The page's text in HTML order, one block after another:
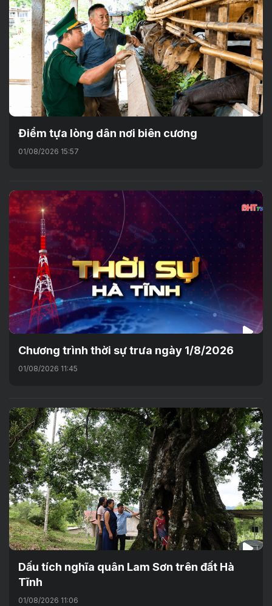
Điểm tựa lòng dân nơi biên cương
01/08/2026 15:57
Chương trình thời sự trưa ngày 1/8/2026
01/08/2026 11:45
Dấu tích nghĩa quân Lam Sơn trên đất Hà
Tĩnh
01/08/2026 11:06